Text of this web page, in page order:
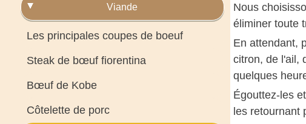
Viande
Les principales coupes de boeuf
Steak de bœuf fiorentina
Bœuf de Kobe
Côtelette de porc
Nous
éliminer toute
En attendant,
citron, de l'ail,
quelques
Égouttez-les
les retournant